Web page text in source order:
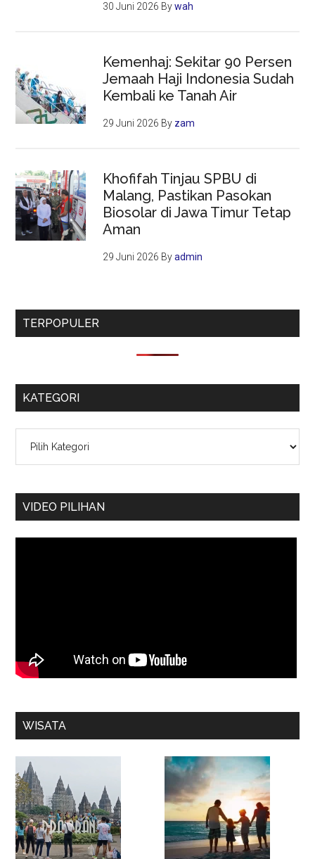
30 Juni 2026 Bywah
Kemenhaj: Sekitar 90 Persen
Jemaah Haji Indonesia Sudah
Kembali ke Tanah Air
29 Juni 2026 By zam
Khofifah Tinjau SPBU di
Malang, Pastikan Pasokan
Biosolar di Jawa Timur Tetap
Aman
29 Juni 2026 Byadmin
TERPOPULER
KATEGORI
VIDEO PILIHAN
WISATA